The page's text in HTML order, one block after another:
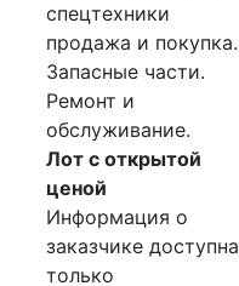
спецтехники
продажа и покупка.
Запасные части.
Ремонт и
обслуживание.
Лот с открытой
ценой
Информация о
заказчике доступна
только